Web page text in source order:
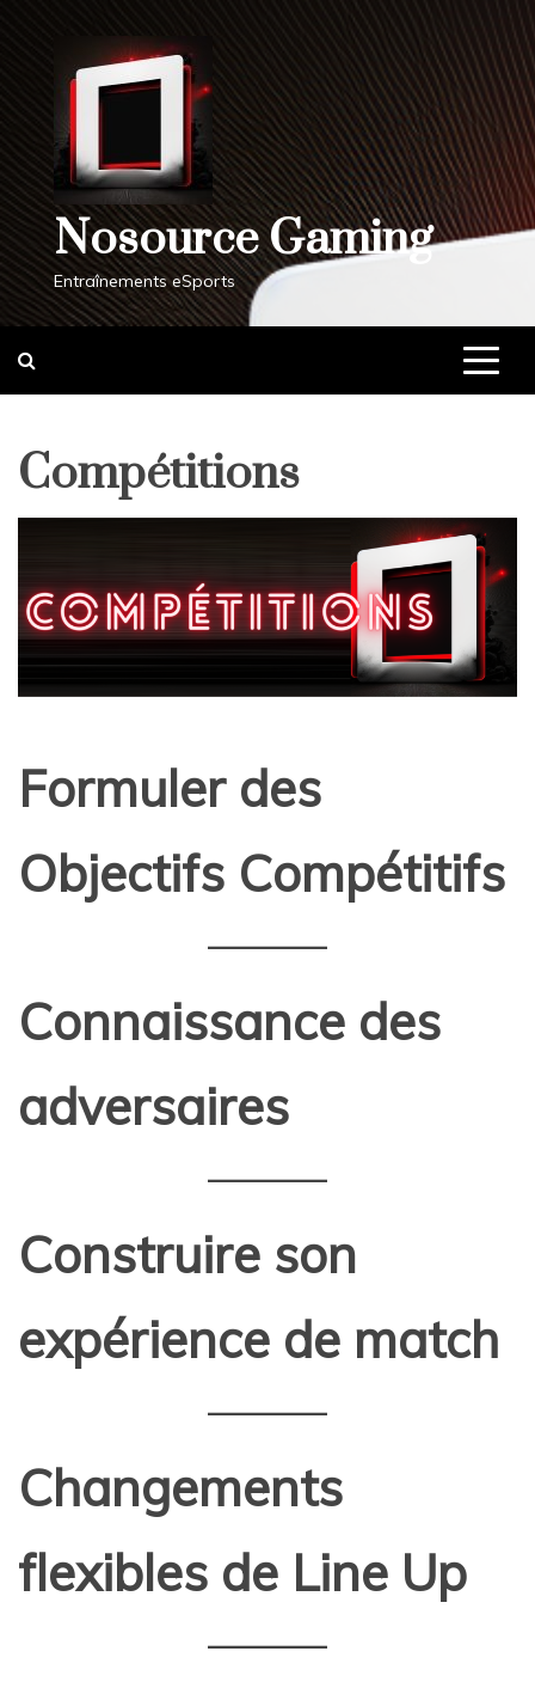
Nosource Gaming
Entraînements eSports
Compétitions
Formuler des
Objectifs Compétitifs
Connaissance des
adversaires
Construire son
expérience de match
Changements
flexibles de Line Up